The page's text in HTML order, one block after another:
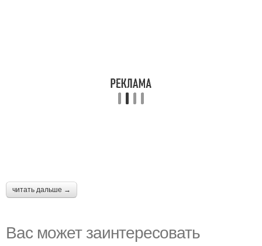
читать дальше →
Вас может заинтересовать